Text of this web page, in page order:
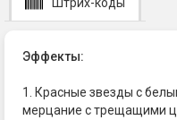
Эффекты:
1. Красные звезды с
мерцание с трещащими